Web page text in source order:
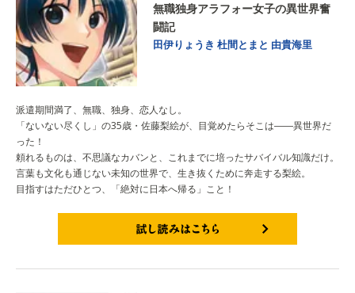
無職独身アラフォー女子の異世界奮
闘記
田伊りょうき 杜間とまと 由貴海里
派遣期間満了、無職、独身、恋人なし。
「ないない尽くし」の35歳・佐藤梨絵が、目覚めたらそこは――異世界だ
った！
頼れるものは、不思議なカバンと、これまでに培ったサバイバル知識だけ。
言葉も文化も通じない未知の世界で、生き抜くために奔走する梨絵。
目指すはただひとつ、「絶対に日本へ帰る」こと！